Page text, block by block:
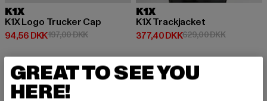
K1X
K1X Logo Trucker Cap
94,56 DKK
Nuværende pris: 94,56 DKK
197,00 DKKKampagnepris: 197,00 DKK
K1X
K1X Trackjacket
377,40 DKK
Nuværende pris: 377,40 DKK
629,00 DKK
-39% -25%
GREAT TO SEE YOU
HERE!